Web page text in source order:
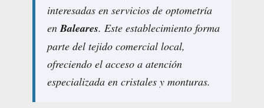
interesadas en servicios de optometría
enBaleares. Este establecimiento forma
parte del tejido comercial local,
ofreciendo el acceso a atención
especializada en cristales y monturas.